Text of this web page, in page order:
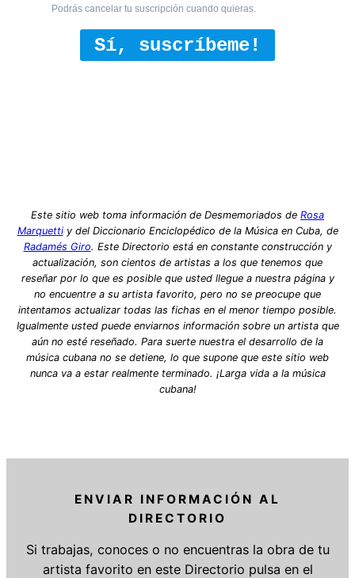
Podrás cancelar tu suscripción cuando quieras.
Sí, suscríbeme!
Este sitio web toma información de Desmemoriados de Rosa
Marquettiy del Diccionario Enciclopédico de la Música en Cuba, de
Radamés Giro. Este Directorio está en constante construcción y
actualización, son cientos de artistas a los que tenemos que
reseñar por lo que es posible que usted llegue a nuestra página y
no encuentre a su artista favorito, pero no se preocupe que
intentamos actualizar todas las fichas en el menor tiempo posible.
Igualmente usted puede enviarnos información sobre un artista que
aún no esté reseñado. Para suerte nuestra el desarrollo de la
música cubana no se detiene, lo que supone que este sitio web
nunca va a estar realmente terminado. ¡Larga vida a la música
cubana!
ENVIAR INFORMACIÓN AL
DIRECTORIO
Si trabajas, conoces o no encuentras la obra de tu
artista favorito en este Directorio pulsa en el